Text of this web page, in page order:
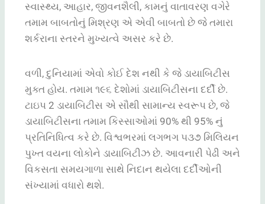
સ્વાસ્થ્ય, આહાર, જીવનશૈલી, કામનું વાતાવરણ વગેરે
તમામ બાબતોનું મિશ્રણ એ એવી બાબતો છે જે તમારા
શર્કરાના સ્તરને મુખ્યત્વે અસર કરે છે.
વળી, દુનિયામાં એવો કોઈ દેશ નથી કે જે ડાયાબિટીસ
મુક્ત હોય. તમામ ૧૯૬ દેશોમાં ડાયાબિટીસના દર્દી છે.
ટાઇપ 2 ડાયાબિટીસ એ સૌથી સામાન્ય સ્વરૂપ છે, જે
ડાયાબિટીસના તમામ કિસ્સાઓમાં 90% થી 95% નું
પ્રતિનિધિત્વ કરે છે. વિશ્વભરમાં લગભગ ૫૩૭ મિલિયન
પુખ્ત વયના લોકોને ડાયાબિટીઝ છે. આવનારી પેઢી અને
વિકસતા સમયગાળા સાથે નિદાન થયેલા દર્દીઓની
સંખ્યામાં વધારો થશે.